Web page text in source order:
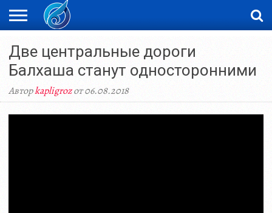
НОВОСТИ
ВИДЕО
ФОТОРЕПОРТАЖИ
ОРКЕН
LIVETV
Две центральные дороги
Балхаша станут односторонними
Авторkapligrozот 06.08.2018